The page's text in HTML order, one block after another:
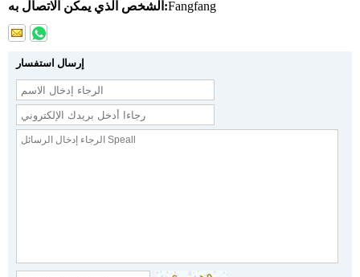
الشخص الذي يمكن الاتصال به:Fangfang
إرسال استفسار